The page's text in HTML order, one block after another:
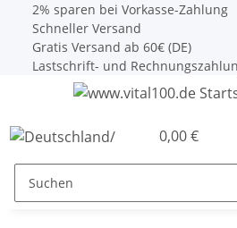
2% sparen bei Vorkasse-Zahlung
Schneller Versand
Gratis Versand ab 60€ (DE)
Lastschrift- und
0,00 €